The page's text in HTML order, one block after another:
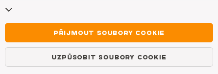
vyjma těch, které jsou nezbytné pro fungování webu. Vaši volbu
uchováváme po dobu 6 měsíců. Svůj souhlas můžete kdykoliv odvolat
stránce souborů cookie a ostatních sledovacích souborů
rozhodnout, že budete pokračovat v prohlížení, aniž byste přijali
ukládání souborů cookie nebo jiných sledovacích souborů. Toto
odmítnutí nebrání přístupu ke službám AD TYRES. Pro bližší informace
Vás vyzýváme, abyste si prostudovalistránku souborů cookie a
PŘIJMOUT SOUBORY COOKIE
UZPŮSOBIT SOUBORY COOKIE